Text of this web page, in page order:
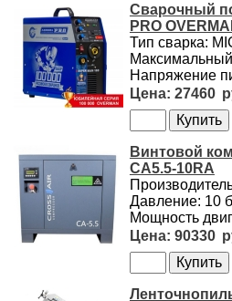
Сварочный
PRO
Тип сварка:
Напряжение
27460
Винтовой
CA5.5-10RA
Давление: 10
Мощность
90330